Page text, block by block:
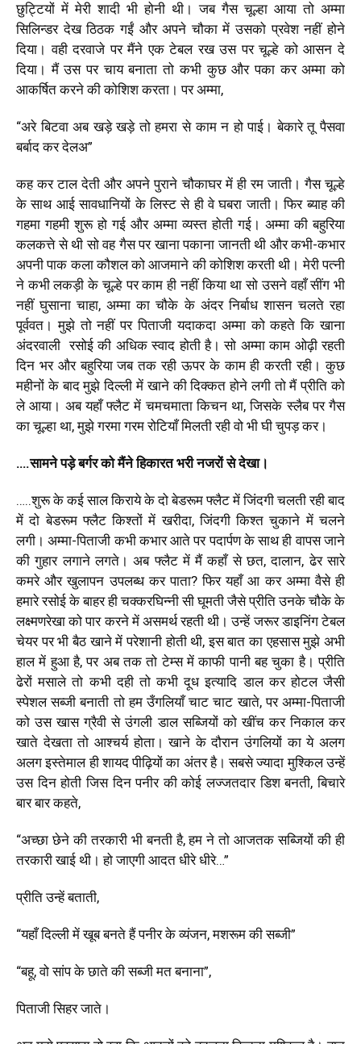
छुट्टियों में मेरी शादी भी होनी थी। जब गैस चूल्हा आया तो अम्मा
सिलिन्डर देख ठिठक गईं और अपने चौका में उसको प्रवेश नहीं होने
दिया। वही दरवाजे पर मैंने एक टेबल रख उस पर चूल्हे को आसन दे
दिया। मैं उस पर चाय बनाता तो कभी कुछ और पका कर अम्मा को
आकर्षित करने की कोशिश करता। पर अम्मा,
“अरे बिटवा अब खड़े खड़े तो हमरा से काम न हो पाई। बेकारे तू पैसवा
बर्बाद कर देलअ”
कह कर टाल देती और अपने पुराने चौकाघर में ही रम जाती। गैस चूल्हे
के साथ आई सावधानियों के लिस्ट से ही वे घबरा जाती। फिर ब्याह की
गहमा गहमी शुरू हो गई और अम्मा व्यस्त होती गई। अम्मा की बहुरिया
कलकत्ते से थी सो वह गैस पर खाना पकाना जानती थी और कभी-कभार
अपनी पाक कला कौशल को आजमाने की कोशिश करती थी। मेरी पत्नी
ने कभी लकड़ी के चूल्हे पर काम ही नहीं किया था सो उसने वहाँ सींग भी
नहीं घुसाना चाहा, अम्मा का चौके के अंदर निर्बाध शासन चलते रहा
पूर्ववत। मुझे तो नहीं पर पिताजी यदाकदा अम्मा को कहते कि खाना
अंदरवाली रसोई की अधिक स्वाद होती है। सो अम्मा काम ओढ़ी रहती
दिन भर और बहुरिया जब तक रही ऊपर के काम ही करती रही। कुछ
महीनों के बाद मुझे दिल्ली में खाने की दिक्कत होने लगी तो मैं प्रीति को
ले आया। अब यहाँ फ्लैट में चमचमाता किचन था, जिसके स्लैब पर गैस
का चूल्हा था, मुझे गरमा गरम रोटियाँ मिलती रही वो भी घी चुपड़ कर।
….सामने पड़े बर्गर को मैंने हिकारत भरी नजरों से देखा।
…..शुरू के कई साल किराये के दो बेडरूम फ्लैट में जिंदगी चलती रही बाद
में दो बेडरूम फ्लैट किश्तों में खरीदा, जिंदगी किश्त चुकाने में चलने
लगी। अम्मा-पिताजी कभी कभार आते पर पदार्पण के साथ ही वापस जाने
की गुहार लगाने लगते। अब फ्लैट में मैं कहाँ से छत, दालान, ढेर सारे
कमरे और खुलापन उपलब्ध कर पाता? फिर यहाँ आ कर अम्मा वैसे ही
हमारे रसोई के बाहर ही चक्करघिन्नी सी घूमती जैसे प्रीति उनके चौके के
लक्ष्मणरेखा को पार करने में असमर्थ रहती थी। उन्हें जरूर डाइनिंग टेबल
चेयर पर भी बैठ खाने में परेशानी होती थी, इस बात का एहसास मुझे अभी
हाल में हुआ है, पर अब तक तो टेम्स में काफी पानी बह चुका है। प्रीति
ढेरों मसाले तो कभी दही तो कभी दूध इत्यादि डाल कर होटल जैसी
स्पेशल सब्जी बनाती तो हम उँगलियाँ चाट चाट खाते, पर अम्मा-पिताजी
को उस खास ग्रैवी से उंगली डाल सब्जियों को खींच कर निकाल कर
खाते देखता तो आश्चर्य होता। खाने के दौरान उंगलियों का ये अलग
अलग इस्तेमाल ही शायद पीढ़ियों का अंतर है। सबसे ज्यादा मुश्किल उन्हें
उस दिन होती जिस दिन पनीर की कोई लज्जतदार डिश बनती, बिचारे
बार बार कहते,
“अच्छा छेने की तरकारी भी बनती है, हम ने तो आजतक सब्जियों की ही
तरकारी खाई थी। हो जाएगी आदत धीरे धीरे…”
प्रीति उन्हें बताती,
“यहाँ दिल्ली में खूब बनते हैं पनीर के व्यंजन, मशरूम की सब्जी”
“बहू, वो सांप के छाते की सब्जी मत बनाना”,
पिताजी सिहर जाते।